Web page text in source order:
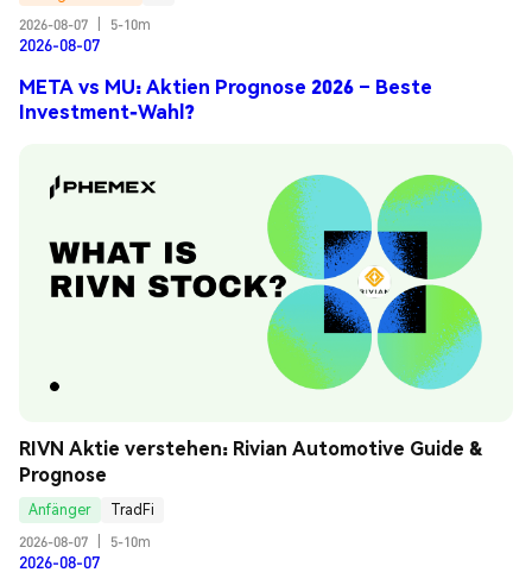
2026-08-07
5-10m
2026-08-07
META vs MU: Aktien Prognose 2026 – Beste
Investment-Wahl?
RIVN Aktie verstehen: Rivian Automotive Guide &
Prognose
Anfänger
TradFi
2026-08-07
5-10m
2026-08-07